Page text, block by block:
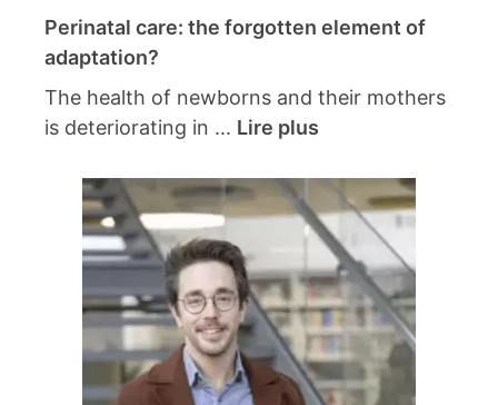
Perinatal care: the forgotten element of
adaptation?
The health of newborns and their mothers
is deteriorating in ... Lire plus